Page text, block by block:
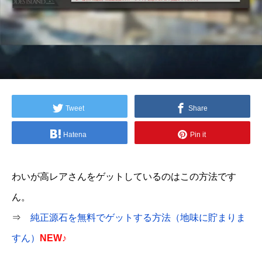
Tweet Share
Hatena Pin it
わいが高レアさんをゲットしているのはこの方法です
ん。
⇒ 純正源石を無料でゲットする方法（地味に貯まりま
すん） NEW♪